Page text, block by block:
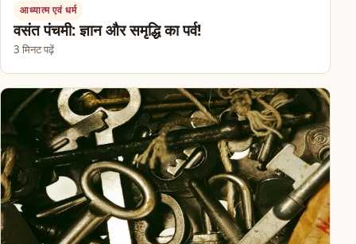
आध्यात्म एवं धर्म
वसंत पंचमी: ज्ञान और समृद्धि का पर्व!
3 मिनट पढ़ें